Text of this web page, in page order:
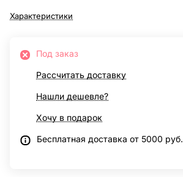
Характеристики
Под заказ
Рассчитать доставку
Нашли дешевле?
Хочу в подарок
Бесплатная доставка от 5000 руб.